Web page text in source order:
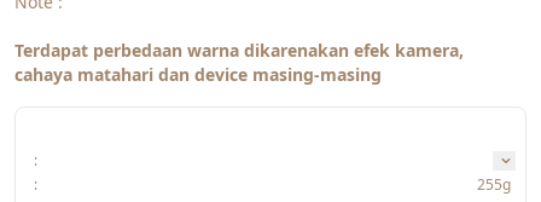
Terdapat perbedaan warna dikarenakan efek kamera,
cahaya matahari dan device masing-masing
:
:
255g